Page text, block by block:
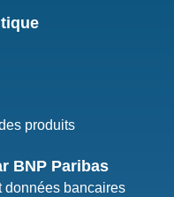
produits
BNP Paribas
données bancaires